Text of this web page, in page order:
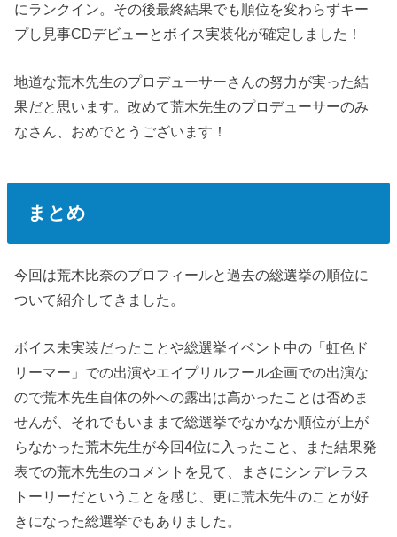
にランクイン。その後最終結果でも順位を変わらずキー
プし見事CDデビューとボイス実装化が確定しました！
地道な荒木先生のプロデューサーさんの努力が実った結
果だと思います。改めて荒木先生のプロデューサーのみ
なさん、おめでとうございます！
まとめ
今回は荒木比奈のプロフィールと過去の総選挙の順位に
ついて紹介してきました。
ボイス未実装だったことや総選挙イベント中の「虹色ド
リーマー」での出演やエイプリルフール企画での出演な
ので荒木先生自体の外への露出は高かったことは否めま
せんが、それでもいままで総選挙でなかなか順位が上が
らなかった荒木先生が今回4位に入ったこと、また結果発
表での荒木先生のコメントを見て、まさにシンデレラス
トーリーだということを感じ、更に荒木先生のことが好
きになった総選挙でもありました。